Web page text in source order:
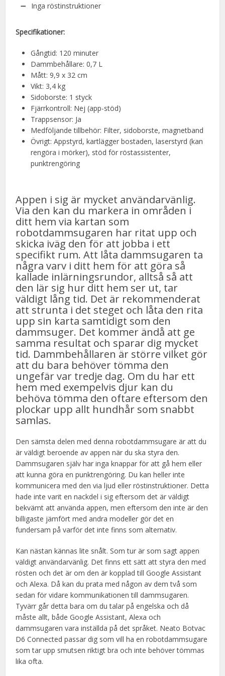
Inga röstinstruktioner
Specifikationer:
Gångtid: 120 minuter
Dammbehållare: 0,7 L
Mått: 9,9 x 32 cm
Vikt: 3,4 kg
Sidoborste: 1 styck
Fjärrkontroll: Nej (app-stöd)
Trappsensor: Ja
Medföljande tillbehör: Filter, sidoborste, magnetband
Övrigt: Appstyrd, kartlägger bostaden, laserstyrd (kan
rengöra i mörker), stöd för röstassistenter,
punktrengöring
Appen i sig är mycket användarvänlig.
Via den kan du markera in områden i
ditt hem via kartan som
robotdammsugaren har ritat upp och
skicka iväg den för att jobba i ett
specifikt rum. Att låta dammsugaren ta
några varv i ditt hem för att göra så
kallade inlärningsrundor, alltså så att
den lär sig hur ditt hem ser ut, tar
väldigt lång tid. Det är rekommenderat
att strunta i det steget och låta den rita
upp sin karta samtidigt som den
dammsuger. Det kommer ändå att ge
samma resultat och sparar dig mycket
tid. Dammbehållaren är större vilket gör
att du bara behöver tömma den
ungefär var tredje dag. Om du har ett
hem med exempelvis djur kan du
behöva tömma den oftare eftersom den
plockar upp allt hundhår som snabbt
samlas.
Den sämsta delen med denna robotdammsugare är att du
är väldigt beroende av appen när du ska styra den.
Dammsugaren själv har inga knappar för att gå hem eller
att kunna göra en punktrengöring. Du kan heller inte
kommunicera med den via ljud eller röstinstruktioner. Detta
hade inte varit en nackdel i sig eftersom det är väldigt
bekvämt att använda appen, men eftersom den inte är den
billigaste jämfört med andra modeller gör det en
fundersam på varför det inte finns som alternativ.
Kan nästan kännas lite snålt. Som tur är som sagt appen
väldigt användarvänlig. Det finns ett sätt att styra den med
rösten och det är om den är kopplad till Google Assistant
och Alexa. Då kan du prata med någon av dem två som
sedan för vidare kommunikationen till dammsugaren.
Tyvärr går detta bara om du talar på engelska och då
måste allt, både Google Assistant, Alexa och
dammsugaren vara inställda på det språket. Neato Botvac
D6 Connected passar dig som vill ha en robotdammsugare
som tar upp smutsen riktigt bra och inte behöver tömmas
lika ofta.